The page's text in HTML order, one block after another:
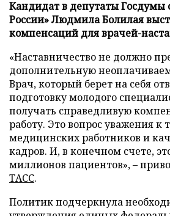
Кандидат в депутаты Госдумы
России» Людмила Болилая
компенсаций для врачей-
«Наставничество не должно
дополнительную
Врач, который берет на себя
подготовку молодого
получать справедливую
работу. Это вопрос уважения к
медицинских работников и
кадров. И, в конечном счете,
миллионов пациентов», –
ТАСС.
Политик подчеркнула